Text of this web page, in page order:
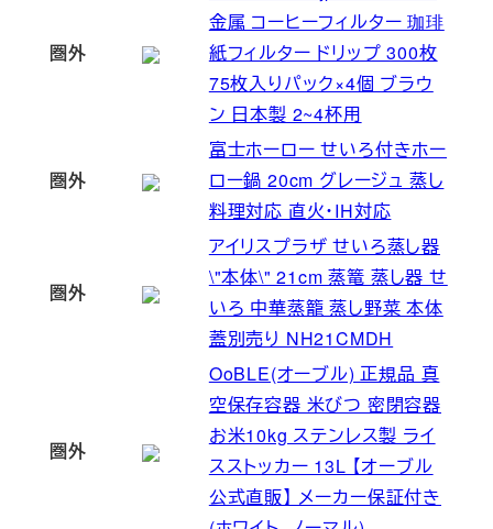
圏外
金属 コーヒーフィルター 珈琲
紙フィルター ドリップ 300枚
75枚入りパック×4個 ブラウ
ン 日本製 2~4杯用
圏外
富士ホーロー せいろ付きホー
ロー鍋 20cm グレージュ 蒸し
料理対応 直火・IH対応
圏外
アイリスプラザ せいろ蒸し器
\"本体\" 21cm 蒸篭 蒸し器 せ
いろ 中華蒸籠 蒸し野菜 本体
蓋別売り NH21CMDH
圏外
OoBLE(オーブル) 正規品 真
空保存容器 米びつ 密閉容器
お米10kg ステンレス製 ライ
スストッカー 13L 【オーブル
公式直販】 メーカー保証付き